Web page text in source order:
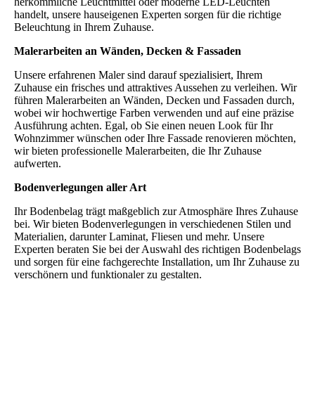
handelt, unsere hauseigenen Experten sorgen für die richtige
Beleuchtung in Ihrem Zuhause.
Malerarbeiten an Wänden, Decken & Fassaden
Unsere erfahrenen Maler sind darauf spezialisiert, Ihrem
Zuhause ein frisches und attraktives Aussehen zu verleihen. Wir
führen Malerarbeiten an Wänden, Decken und Fassaden durch,
wobei wir hochwertige Farben verwenden und auf eine präzise
Ausführung achten. Egal, ob Sie einen neuen Look für Ihr
Wohnzimmer wünschen oder Ihre Fassade renovieren möchten,
wir bieten professionelle Malerarbeiten, die Ihr Zuhause
aufwerten.
Bodenverlegungen aller Art
Ihr Bodenbelag trägt maßgeblich zur Atmosphäre Ihres Zuhause
bei. Wir bieten Bodenverlegungen in verschiedenen Stilen und
Materialien, darunter Laminat, Fliesen und mehr. Unsere
Experten beraten Sie bei der Auswahl des richtigen Bodenbelags
und sorgen für eine fachgerechte Installation, um Ihr Zuhause zu
verschönern und funktionaler zu gestalten.